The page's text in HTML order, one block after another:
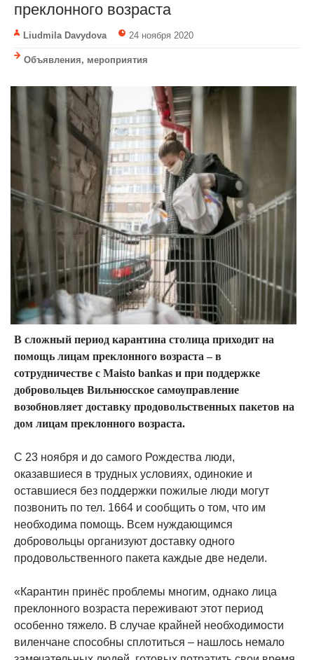
преклонного возраста
Liudmila Davydova 24 ноября 2020
Объявления, мероприятия
В сложный период карантина столица приходит на
помощь лицам преклонного возраста – в
сотрудничестве с Maisto bankas и при поддержке
добровольцев Вильнюсское самоуправление
возобновляет доставку продовольственных пакетов на
дом лицам преклонного возраста.
С 23 ноября и до самого Рождества люди,
оказавшиеся в трудных условиях, одинокие и
оставшиеся без поддержки пожилые люди могут
позвонить по тел. 1664 и сообщить о том, что им
необходима помощь. Всем нуждающимся
добровольцы организуют доставку одного
продовольственного пакета каждые две недели.
«Карантин принёс проблемы многим, однако лица
преклонного возраста переживают этот период
особенно тяжело. В случае крайней необходимости
виленчане способны сплотиться – нашлось немало